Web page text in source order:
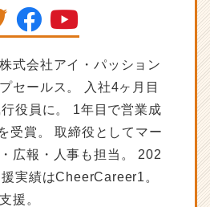
式会社アイ・パッション
セールス。 入社4ヶ月目
役員に。 1年目で営業成
受賞。 取締役としてマー
広報・人事も担当。 202
実績はCheerCareer1。
援。